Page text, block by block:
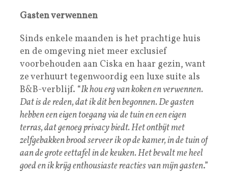
Gasten verwennen
Sinds enkele maanden is het prachtige huis
en de omgeving niet meer exclusief
voorbehouden aan Ciska en haar gezin, want
ze verhuurt tegenwoordig een luxe suite als
B&B-verblijf. “Ik hou erg van koken en verwennen.
Dat is de reden, dat ik dit ben begonnen. De gasten
hebben een eigen toegang via de tuin en een eigen
terras, dat genoeg privacy biedt. Het ontbijt met
zelfgebakken brood serveer ik op de kamer, in de tuin of
aan de grote eettafel in de keuken. Het bevalt me heel
goed en ik krijg enthousiaste reacties van mijn gasten.”